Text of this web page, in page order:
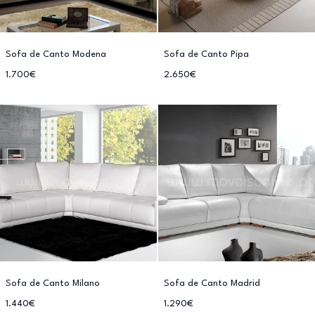
Sofa de Canto Modena
1.700€
Sofa de Canto Pipa
2.650€
Sofa de Canto Milano
1.440€
Sofa de Canto Madrid
1.290€